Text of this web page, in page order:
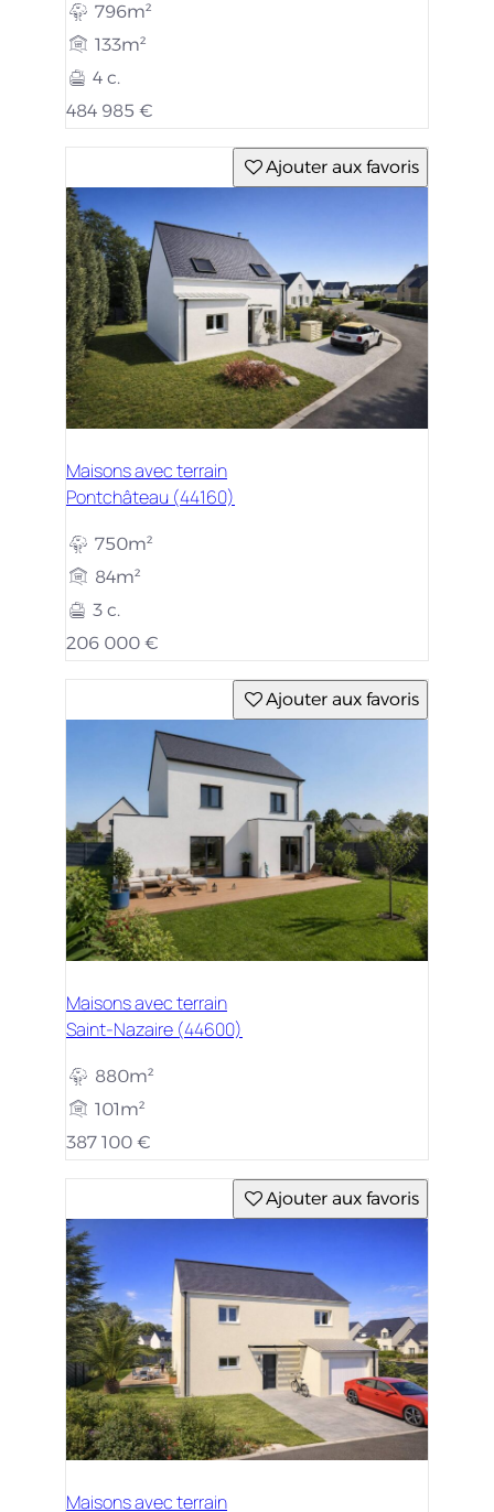
796m²
133m²
4 c.
484 985 €
Ajouter aux favoris
Maisons avec terrain
Pontchâteau (44160)
750m²
84m²
3 c.
206 000 €
Ajouter aux favoris
Maisons avec terrain
Saint-Nazaire (44600)
880m²
101m²
387 100 €
Ajouter aux favoris
Maisons avec terrain